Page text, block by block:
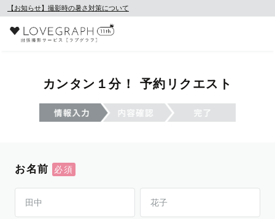
【お知らせ】撮影時の暑さ対策について
カンタン１分！ 予約リクエスト
お名前